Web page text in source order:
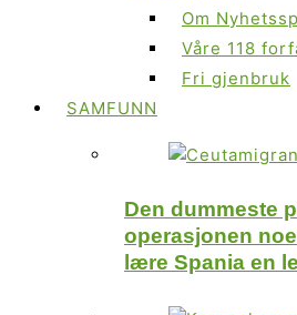
Om
Våre 118
Fri gjenbruk
SAMFUNN
Den dummeste
operasjonen
lære Spania en